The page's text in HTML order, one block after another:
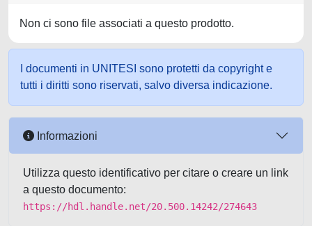
Non ci sono file associati a questo prodotto.
I documenti in UNITESI sono protetti da copyright e
tutti i diritti sono riservati, salvo diversa indicazione.
Informazioni
Utilizza questo identificativo per citare o creare un link
a questo documento:
https://hdl.handle.net/20.500.14242/274643